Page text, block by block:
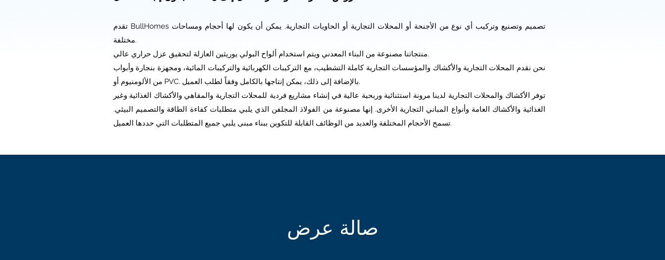
تقدم BullHomes تصميم وتصنيع وتركيب أي نوع من الأجنحة أو المحلات التجارية أو الحاويات التجارية. يمكن أن يكون لها أحجام ومساحات
مختلفة.
منتجاتنا مصنوعة من البناء المعدني ويتم استخدام ألواح البولي يوريثين العازلة لتحقيق عزل حراري عالي.
نحن نقدم المحلات التجارية والأكشاك والمؤسسات التجارية كاملة التشطيب، مع التركيبات الكهربائية والتركيبات المائية، ومجهزة بنجارة وأبواب
من الألومنيوم أو PVC. بالإضافة إلى ذلك، يمكن إنتاجها بالكامل وفقاً لطلب العميل.
توفر الأكشاك والمحلات التجارية لدينا مرونة استثنائية وربحية عالية في إنشاء مشاريع فردية للمحلات التجارية والمقاهي والأكشاك الغذائية وغير
الغذائية والأكشاك العامة وأنواع المباني التجارية الأخرى. إنها مصنوعة من الفولاذ المجلفن الذي يلبي متطلبات كفاءة الطاقة والتصميم البيئي.
تسمح الأحجام المختلفة والعديد من الوظائف القابلة للتكوين ببناء مبنى يلبي جميع المتطلبات التي حددها العميل.
صالة عرض